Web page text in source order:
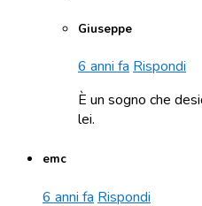
Giuseppe
6 anni fa Rispondi
È un sogno che
lei.
emc
6 anni fa Rispondi